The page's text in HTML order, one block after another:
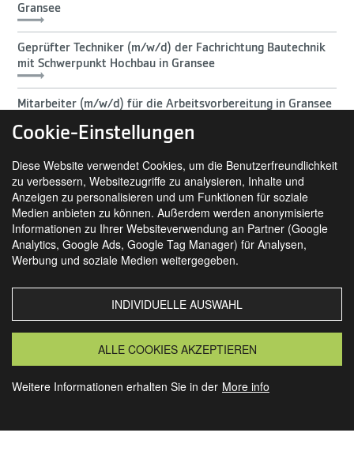
Gransee
Geprüfter Techniker (m/w/d) der Fachrichtung Bautechnik
mit Schwerpunkt Hochbau in Gransee
Mitarbeiter (m/w/d) für die Arbeitsvorbereitung in Gransee
SIE FINDEN UNS AUCH AUF
MORSBACH GRANSEE
Cookie-Einstellungen
Diese Website verwendet Cookies, um die Benutzerfreundlichkeit
zu verbessern, Websitezugriffe zu analysieren, Inhalte und
Anzeigen zu personalisieren und um Funktionen für soziale
Medien anbieten zu können. Außerdem werden anonymisierte
Informationen zu Ihrer Websiteverwendung an Partner (Google
Analytics, Google Ads, Google Tag Manager) für Analysen,
Werbung und soziale Medien weitergegeben.
INDIVIDUELLE AUSWAHL
ALLE COOKIES AKZEPTIEREN
Weitere Informationen erhalten Sie in der More info